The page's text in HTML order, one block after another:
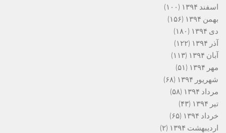
اسفند ۱۳۹۴
(۱۰۰)
بهمن ۱۳۹۴
(۱۵۶)
دی ۱۳۹۴
(۱۸۰)
آذر ۱۳۹۴
(۱۲۲)
آبان ۱۳۹۴
(۱۱۳)
مهر ۱۳۹۴
(۵۱)
شهریور ۱۳۹۴
(۶۸)
مرداد ۱۳۹۴
(۵۸)
تیر ۱۳۹۴
(۴۳)
خرداد ۱۳۹۴
(۶۵)
اردیبهشت ۱۳۹۴
(۲)